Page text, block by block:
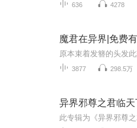
636 4278
魔君在异界|免费
3877 298.5万
异界邪尊之君临天